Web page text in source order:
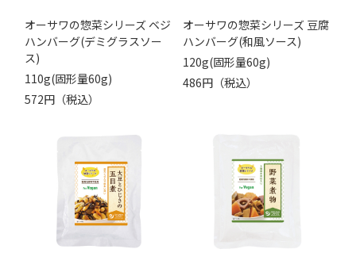
オーサワの惣菜シリーズ ベジ
ハンバーグ(デミグラスソー
ス)
110g(固形量60g)
572円（税込）
オーサワの惣菜シリーズ 豆腐
ハンバーグ(和風ソース)
120g(固形量60g)
486円（税込）